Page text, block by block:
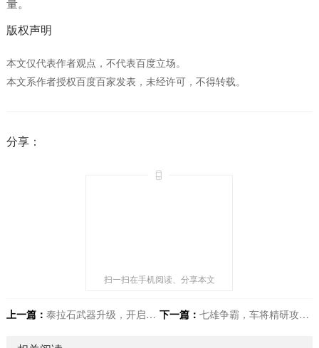
量。
版权声明
本文仅代表作者观点，不代表百度立场。
本文系作者授权百度百家发表，未经许可，不得转载。
分享：
扫一扫在手机阅读、分享本文
上一篇： 泰拉石武器升级，开启全新战斗之旅 下一篇： 七雄争霸，车将精研攻略，铸就无敌战车先锋